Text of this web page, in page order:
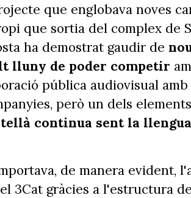
que englobava noves
que sortia del complex de
ha demostrat gaudir de
lluny de poder competir
pública audiovisual amb
però un dels
continua sent la
de manera evident,
3Cat gràcies a l'estructura